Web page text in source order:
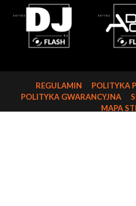
REGULAMIN POLITYKA
POLITYKA GWARANCYJNA
MAPA